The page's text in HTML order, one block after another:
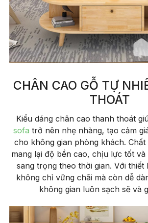
CHÂN CAO GỖ TỰ
THOÁT
Kiểu dáng chân cao thanh thoát
sofa trở nên nhẹ nhàng, tạo cảm
cho không gian phòng khách.
mang lại độ bền cao, chịu lực tốt
sang trọng theo thời gian. Với thiết
không chỉ vững chãi mà còn dễ
không gian luôn sạch sẽ và